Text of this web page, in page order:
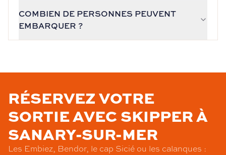
COMBIEN DE PERSONNES PEUVENT
EMBARQUER ?
RÉSERVEZ VOTRE
SORTIE AVEC SKIPPER À
SANARY-SUR-MER
Les Embiez, Bendor, le cap Sicié ou les calanques :